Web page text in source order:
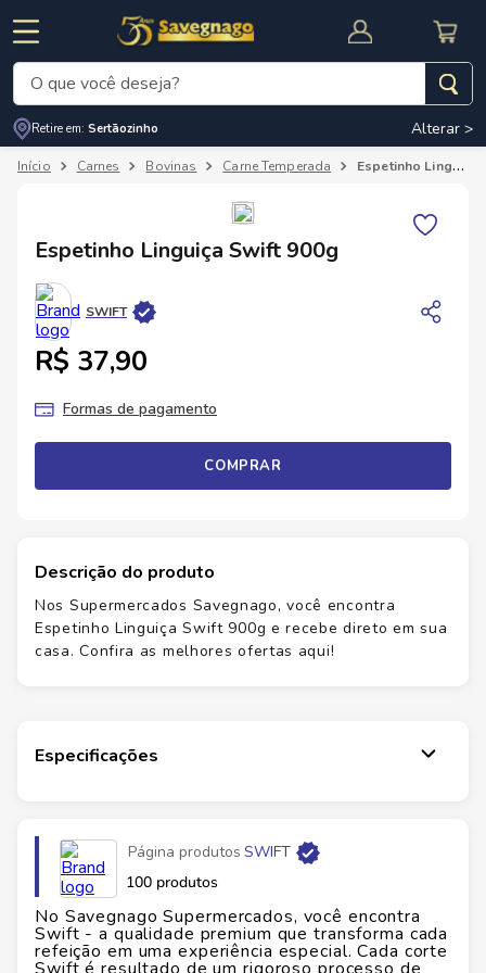
CUPOM DE DESCONTO
O que você deseja?
Retire em: Sertãozinho Alterar >
Carnes Bovinas Carne Temperada Espetinho Linguiça Swift 900g
Espetinho Linguiça Swift 900g
SWIFT
R$ 37,90
Formas de pagamento
COMPRAR
Descrição do produto
Nos Supermercados Savegnago, você encontra
Espetinho Linguiça Swift 900g e recebe direto em sua
casa. Confira as melhores ofertas aqui!
Especificações
Página produtos SWIFT
100 produtos
No Savegnago Supermercados, você encontra
Swift - a qualidade premium que transforma cada
refeição em uma experiência especial. Cada corte
Termos mais buscados
3º
cerveja
4º
carne
5º arroz